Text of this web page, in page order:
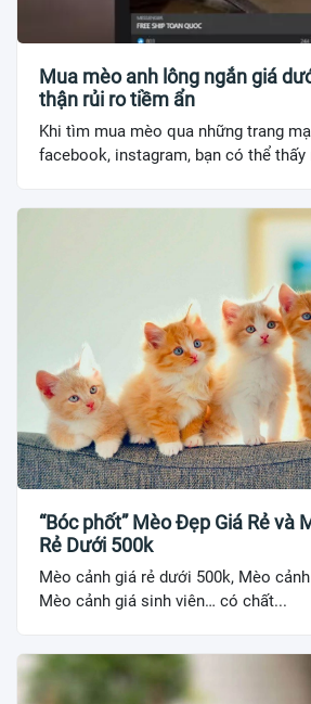
Mua mèo anh lông ngắn giá
thận rủi ro tiềm ẩn
Khi tìm mua mèo qua những trang
facebook, instagram, bạn có thể thấy
“Bóc phốt” Mèo Đẹp Giá Rẻ và
Rẻ Dưới 500k
Mèo cảnh giá rẻ dưới 500k, Mèo
Mèo cảnh giá sinh viên… có chất...